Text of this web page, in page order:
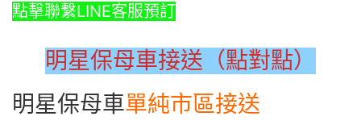
點擊聯繫LINE客服預訂
明星保母車接送（點對點）
明星保母車單純市區接送